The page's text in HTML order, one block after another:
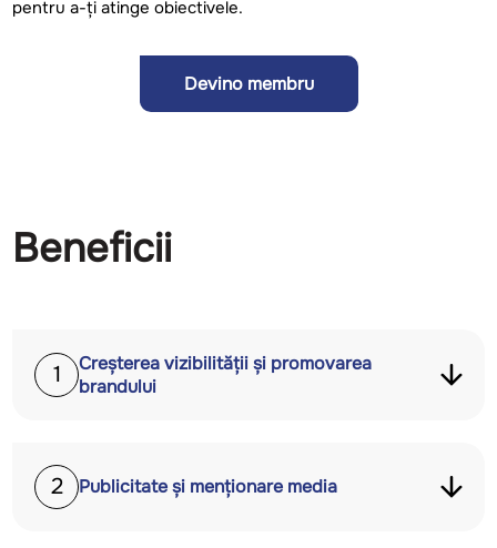
pentru a-ți atinge obiectivele.
Devino membru
Beneficii
1
Creșterea vizibilității și promovarea
brandului
2 Publicitate și menționare media